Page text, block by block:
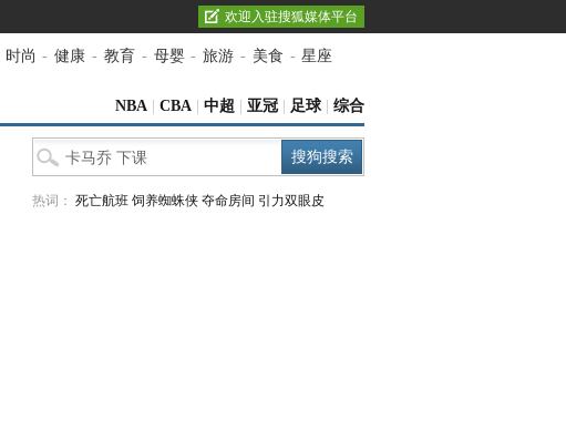
欢迎入驻搜狐媒体平台
时尚 - 健康 - 教育 - 母婴 - 旅游 - 美食 - 星座
NBA CBA 中超 亚冠 足球 综合
热词： 死亡航班 饲养蜘蛛侠 夺命房间 引力双眼皮